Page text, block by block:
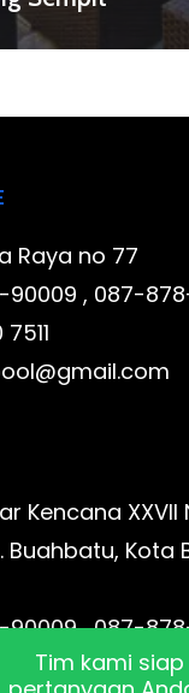
Raya no 77
, 087-
Kencana XXVII
Buahbatu, Kota
, 087-
Tim kami